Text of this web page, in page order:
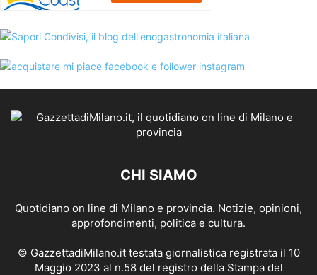
CHI SIAMO
Quotidiano on line di Milano e provincia. Notizie, opinioni,
approfondimenti, politica e cultura.
© GazzettadiMilano.it testata giornalistica registrata il 10
Maggio 2023 al n.58 del registro della Stampa del